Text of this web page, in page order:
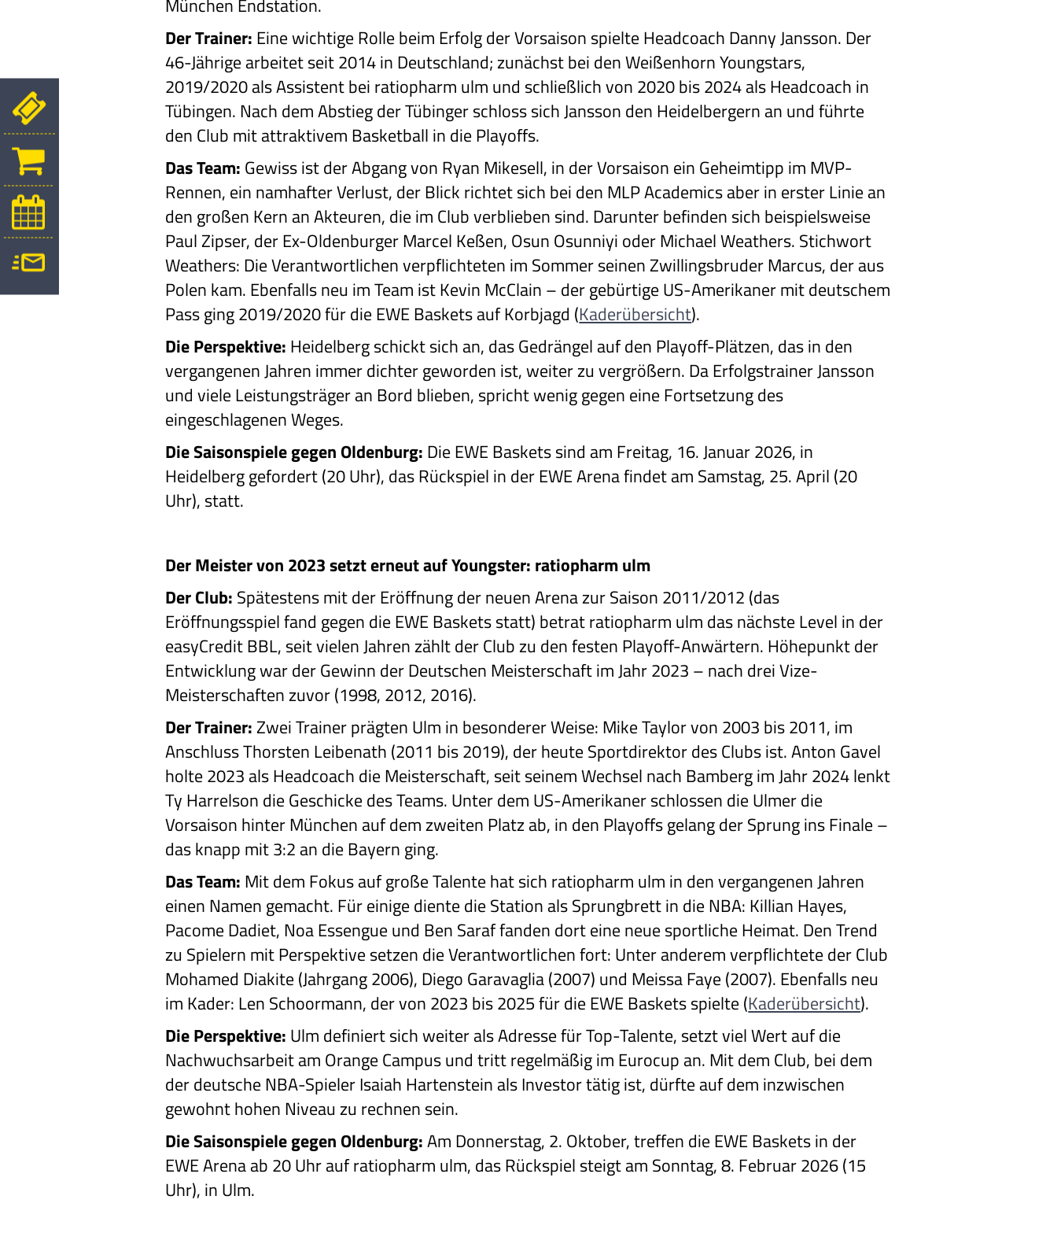
Der Trainer: Eine wichtige Rolle beim Erfolg der Vorsaison spielte Headcoach Danny Jansson. Der
46-Jährige arbeitet seit 2014 in Deutschland; zunächst bei den Weißenhorn Youngstars,
2019/2020 als Assistent bei ratiopharm ulm und schließlich von 2020 bis 2024 als Headcoach in
Tübingen. Nach dem Abstieg der Tübinger schloss sich Jansson den Heidelbergern an und führte
den Club mit attraktivem Basketball in die Playoffs.
Das Team: Gewiss ist der Abgang von Ryan Mikesell, in der Vorsaison ein Geheimtipp im MVP-
Rennen, ein namhafter Verlust, der Blick richtet sich bei den MLP Academics aber in erster Linie an
den großen Kern an Akteuren, die im Club verblieben sind. Darunter befinden sich beispielsweise
Paul Zipser, der Ex-Oldenburger Marcel Keßen, Osun Osunniyi oder Michael Weathers. Stichwort
Weathers: Die Verantwortlichen verpflichteten im Sommer seinen Zwillingsbruder Marcus, der aus
Polen kam. Ebenfalls neu im Team ist Kevin McClain – der gebürtige US-Amerikaner mit deutschem
Pass ging 2019/2020 für die EWE Baskets auf Korbjagd (Kaderübersicht).
Die Perspektive: Heidelberg schickt sich an, das Gedrängel auf den Playoff-Plätzen, das in den
vergangenen Jahren immer dichter geworden ist, weiter zu vergrößern. Da Erfolgstrainer Jansson
und viele Leistungsträger an Bord blieben, spricht wenig gegen eine Fortsetzung des
eingeschlagenen Weges.
Die Saisonspiele gegen Oldenburg: Die EWE Baskets sind am Freitag, 16. Januar 2026, in
Heidelberg gefordert (20 Uhr), das Rückspiel in der EWE Arena findet am Samstag, 25. April (20
Uhr), statt.
Der Meister von 2023 setzt erneut auf Youngster: ratiopharm ulm
Der Club: Spätestens mit der Eröffnung der neuen Arena zur Saison 2011/2012 (das
Eröffnungsspiel fand gegen die EWE Baskets statt) betrat ratiopharm ulm das nächste Level in der
easyCredit BBL, seit vielen Jahren zählt der Club zu den festen Playoff-Anwärtern. Höhepunkt der
Entwicklung war der Gewinn der Deutschen Meisterschaft im Jahr 2023 – nach drei Vize-
Meisterschaften zuvor (1998, 2012, 2016).
Der Trainer: Zwei Trainer prägten Ulm in besonderer Weise: Mike Taylor von 2003 bis 2011, im
Anschluss Thorsten Leibenath (2011 bis 2019), der heute Sportdirektor des Clubs ist. Anton Gavel
holte 2023 als Headcoach die Meisterschaft, seit seinem Wechsel nach Bamberg im Jahr 2024 lenkt
Ty Harrelson die Geschicke des Teams. Unter dem US-Amerikaner schlossen die Ulmer die
Vorsaison hinter München auf dem zweiten Platz ab, in den Playoffs gelang der Sprung ins Finale –
das knapp mit 3:2 an die Bayern ging.
Das Team: Mit dem Fokus auf große Talente hat sich ratiopharm ulm in den vergangenen Jahren
einen Namen gemacht. Für einige diente die Station als Sprungbrett in die NBA: Killian Hayes,
Pacome Dadiet, Noa Essengue und Ben Saraf fanden dort eine neue sportliche Heimat. Den Trend
zu Spielern mit Perspektive setzen die Verantwortlichen fort: Unter anderem verpflichtete der Club
Mohamed Diakite (Jahrgang 2006), Diego Garavaglia (2007) und Meissa Faye (2007). Ebenfalls neu
im Kader: Len Schoormann, der von 2023 bis 2025 für die EWE Baskets spielte (Kaderübersicht).
Die Perspektive: Ulm definiert sich weiter als Adresse für Top-Talente, setzt viel Wert auf die
Nachwuchsarbeit am Orange Campus und tritt regelmäßig im Eurocup an. Mit dem Club, bei dem
der deutsche NBA-Spieler Isaiah Hartenstein als Investor tätig ist, dürfte auf dem inzwischen
gewohnt hohen Niveau zu rechnen sein.
Die Saisonspiele gegen Oldenburg:Am Donnerstag, 2. Oktober, treffen die EWE Baskets in der
EWE Arena ab 20 Uhr auf ratiopharm ulm, das Rückspiel steigt am Sonntag, 8. Februar 2026 (15
Uhr), in Ulm.